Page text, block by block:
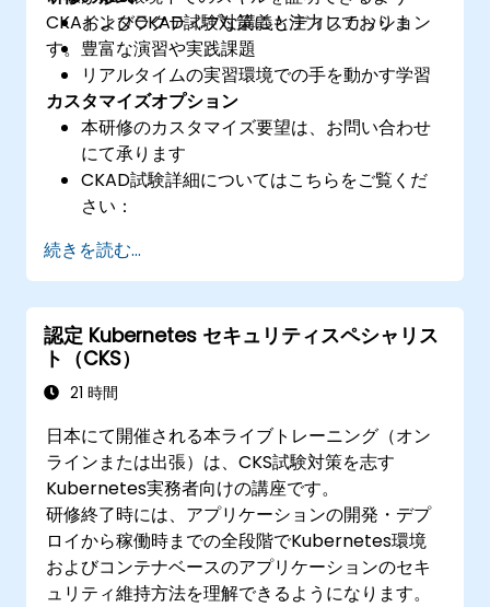
CKAおよびCKAD試験対策にも注力しておりま
す。
インタラクティブな講義とディスカッション
豊富な演習や実践課題
リアルタイムの実習環境での手を動かす学習
カスタマイズオプション
本研修のカスタマイズ要望は、お問い合わせ
にて承ります
CKAD試験詳細についてはこちらをご覧くだ
さい：
kubernetes-application-developer-
ckad/
続きを読む...
認定 Kubernetes セキュリティスペシャリス
ト（CKS）
21 時間
日本にて開催される本ライブトレーニング（オン
ラインまたは出張）は、CKS試験対策を志す
Kubernetes実務者向けの講座です。
研修終了時には、アプリケーションの開発・デプ
ロイから稼働時までの全段階でKubernetes環境
およびコンテナベースのアプリケーションのセキ
ュリティ維持方法を理解できるようになります。